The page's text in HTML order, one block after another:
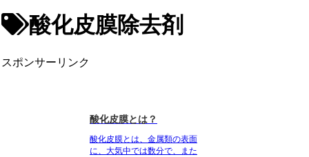
酸化皮膜除去剤
スポンサーリンク
酸化皮膜とは？
酸化皮膜とは、金属類の表面
に、大気中では数分で、また